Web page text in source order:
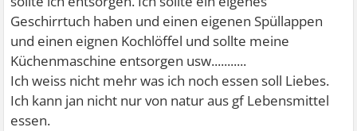
dicke Brotkrümelschicht ausm Brotkasten entsorgen -
mehr gibts da eigentlich nicht zu dekontaminieren.
Leute, die das schreiben gehen wahrscheinlich nicht ohne
Aluhut ausm Haus.
Geschirrtuch haben und einen eigenen Spüllappen
und einen eignen Kochlöffel und sollte meine
Küchenmaschine entsorgen usw...........
Ich weiss nicht mehr was ich noch essen soll Liebes.
Ich kann jan nicht nur von natur aus gf Lebensmittel
essen.